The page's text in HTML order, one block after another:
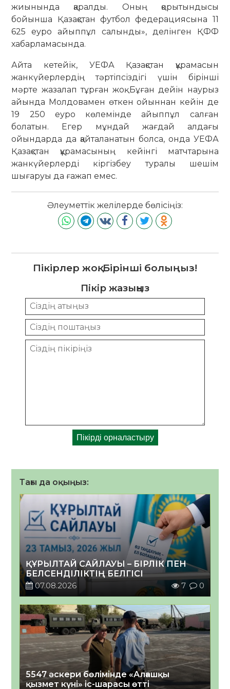
жиынында қаралды. Оның қорытындысы
бойынша Қазақстан футбол федерациясына 11
625 еуро айыппұл салынды», делінген ҚФФ
хабарламасында.
Айта кетейік, УЕФА Қазақстан құрамасын
жанкүйерлердің тәртіпсіздігі үшін бірінші
мәрте жазалап тұрған жоқ. Бұған дейін нау­рыз
айында Молдовамен өткен ойыннан кейін де
19 250 еуро көлемінде айыппұл салған
болатын. Егер мұндай жағдай алдағы
ойындарда да қайталанатын болса, онда УЕФА
Қазақстан құрамасының кейінгі матч­тарына
жанкүйерлерді кіргізбеу туралы шешім
шығаруы да ғажап емес.
Әлеуметтік желілерде бөлісіңіз:
Пікірлер жоқ. Бірінші болыңыз!
Пікір жазыңыз
Тағы да оқыңыз:
ҚҰРЫЛТАЙ САЙЛАУЫ – БІРЛІК ПЕН
БЕЛСЕНДІЛІКТІҢ БЕЛГІСІ
07.08.2026
7 0
5547 әскери бөлімінде «Алғашқы
қызмет күні» іс-шарасы өтті